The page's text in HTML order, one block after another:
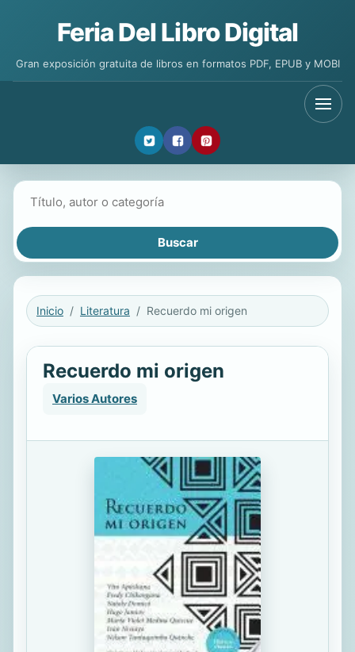
Feria Del Libro Digital
Gran exposición gratuita de libros en formatos PDF, EPUB y MOBI
Inicio Literatura Recuerdo mi origen
Recuerdo mi origen
Varios Autores